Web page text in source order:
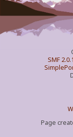
SMF
Page